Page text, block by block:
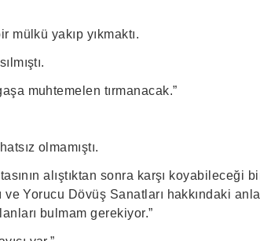
mülkü yakıp yıkmaktı.
muhtemelen tırmanacak.”
olmamıştı.
alıştıktan sonra karşı koyabileceği
Yorucu Dövüş Sanatları hakkındaki
bulmam gerekiyor.”